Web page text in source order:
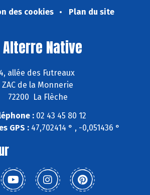
des cookies
Plan du site
Alterre Native
4, allée des Futreaux
ZAC de la Monnerie
72200 La Flèche
:02 43 45 80 12
GPS :47,702414 ° , -0,051436 °